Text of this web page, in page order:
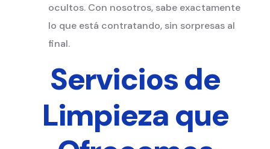
ocultos. Con nosotros, sabe exactamente
lo que está contratando, sin sorpresas al
final.
Servicios de
Limpieza que